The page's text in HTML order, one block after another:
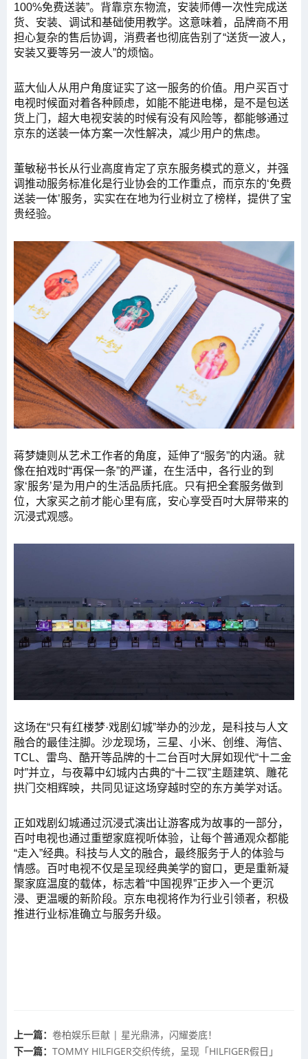
100%免费送装”。背靠京东物流，安装师傅一次性完成送
货、安装、调试和基础使用教学。这意味着，品牌商不用
担心复杂的售后协调，消费者也彻底告别了“送货一波人，
安装又要等另一波人”的烦恼。
蓝大仙人从用户角度证实了这一服务的价值。用户买百寸
电视时候面对着各种顾虑，如能不能进电梯，是不是包送
货上门，超大电视安装的时候有没有风险等，都能够通过
京东的送装一体方案一次性解决，减少用户的焦虑。
董敏秘书长从行业高度肯定了京东服务模式的意义，并强
调推动服务标准化是行业协会的工作重点，而京东的‘免费
送装一体’服务，实实在在地为行业树立了榜样，提供了宝
贵经验。
蒋梦婕则从艺术工作者的角度，延伸了“服务”的内涵。就
像在拍戏时“再保一条”的严谨，在生活中，各行业的到
家‘服务’是为用户的生活品质托底。只有把全套服务做到
位，大家买之前才能心里有底，安心享受百吋大屏带来的
沉浸式观感。
这场在“只有红楼梦·戏剧幻城”举办的沙龙，是科技与人文
融合的最佳注脚。沙龙现场，三星、小米、创维、海信、
TCL、雷鸟、酷开等品牌的十二台百吋大屏如现代“十二金
吋”并立，与夜幕中幻城内古典的“十二钗”主题建筑、雕花
拱门交相辉映，共同见证这场穿越时空的东方美学对话。
正如戏剧幻城通过沉浸式演出让游客成为故事的一部分，
百吋电视也通过重塑家庭视听体验，让每个普通观众都能
“走入”经典。科技与人文的融合，最终服务于人的体验与
情感。百吋电视不仅是呈现经典美学的窗口，更是重新凝
聚家庭温度的载体，标志着“中国视界”正步入一个更沉
浸、更温暖的新阶段。京东电视将作为行业引领者，积极
推进行业标准确立与服务升级。
上一篇： 卷柏娱乐巨献 | 星光鼎沸，闪耀娄底！
下一篇： TOMMY HILFIGER交织传统，呈现「HILFIGER假日」